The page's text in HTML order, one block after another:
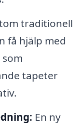
traditionell
få hjälp med
tapeter
En ny